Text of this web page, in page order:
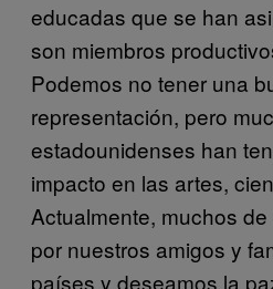
educadas que se han
son miembros
Podemos no tener una
representación, pero
estadounidenses han
impacto en las artes,
Actualmente, muchos
por nuestros amigos y
países y deseamos la